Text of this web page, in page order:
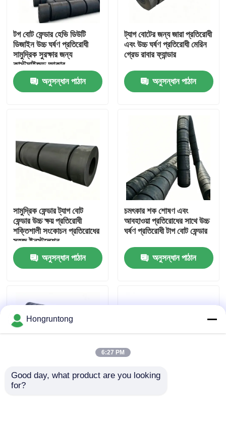
পণ্য
আমাদের সম্পর্কে
কারখানা ভ্রমণ
উদ্ধৃতির জন্য আবেদন
ইয়োকোহামা রাবার ফেন্ডার
টগ বোট ফেন্ডার হেভি ডিউটি
ডিজাইন উচ্চ ঘর্ষণ প্রতিরোধী
সামুদ্রিক সুরক্ষার জন্য
কাস্টমাইজড আকার
অনুসন্ধান পাঠান
ট্যাগ বোটের জন্য জারা প্রতিরোধী
এবং উচ্চ ঘর্ষণ প্রতিরোধী মেরিন
গ্রেড রাবার ফ্যান্ডার
অনুসন্ধান পাঠান
সামুদ্রিক ফেন্ডার ট্যাগ বোট
ফেন্ডার উচ্চ ক্ষয় প্রতিরোধী
শক্তিশালী সংকোচন প্রতিরোধের
সহজ ইনস্টলেশন
অনুসন্ধান পাঠান
চমৎকার শক শোষণ এবং
আবহাওয়া প্রতিরোধের সাথে উচ্চ
ঘর্ষণ প্রতিরোধী টাগ বোট ফেন্ডার
অনুসন্ধান পাঠান
উচ্চ প্রভাব প্রতিরোধের সঙ্গে
Hongruntong
6:27 PM
Good day, what product are you looking
for?